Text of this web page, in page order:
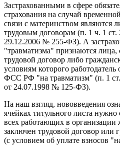
Застрахованными в сфере
страхования на случай
связи с материнством являются
трудовым договорам (п. 1 ч. 1 ст.
29.12.2006 № 255-ФЗ). А
"травматизма" признаются
трудовой договор либо
условиям которого работодатель
ФСС РФ "на травматизм" (п. 1 ст.
от 24.07.1998 № 125-ФЗ).
На наш взгляд, нововведения
ячейках титульного листа нужно
всех работающих в
заключен трудовой договор или
(с условием об уплате взносов